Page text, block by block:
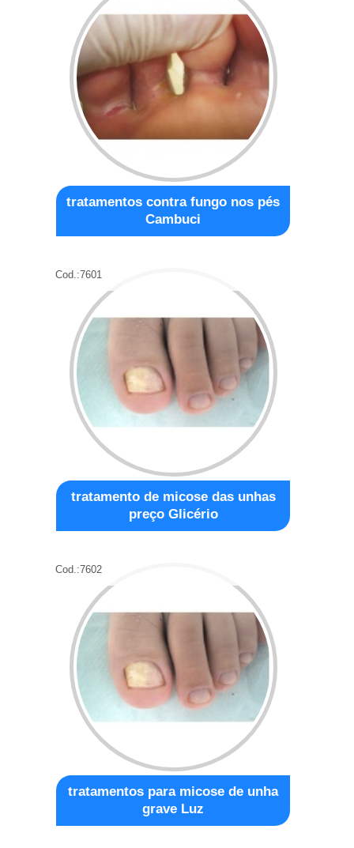
tratamentos contra fungo nos pés
Cambuci
Cod.:7601
tratamento de micose das unhas
preço Glicério
Cod.:7602
tratamentos para micose de unha
grave Luz